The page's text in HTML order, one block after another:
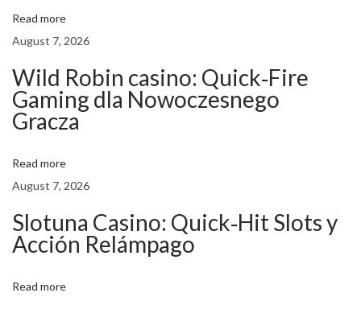
i
e
l
-
G
i
t
h
e
Read more
August 7, 2026
Wild Robin casino: Quick‑Fire
Gaming dla Nowoczesnego
Gracza
Read more
August 7, 2026
Slotuna Casino: Quick‑Hit Slots y
Acción Relámpago
Read more